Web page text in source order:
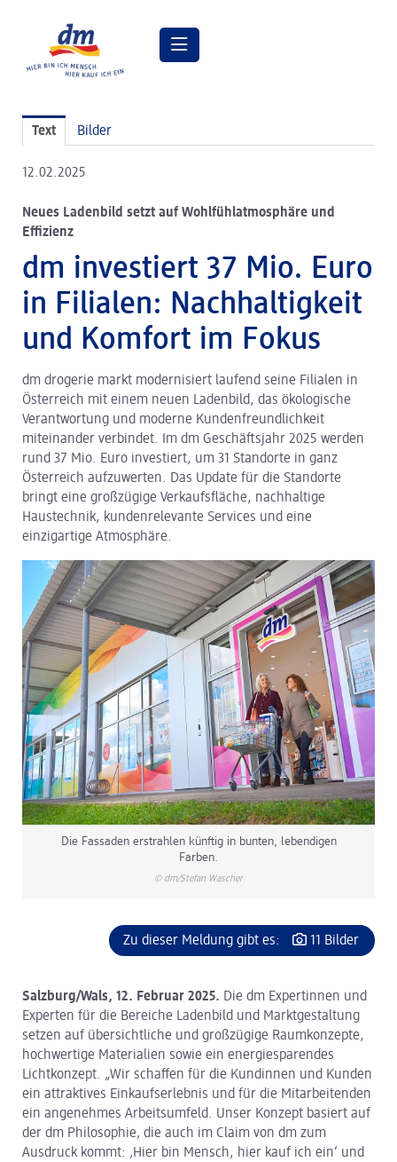
Pressebilder
dm Geschäftsführung
dm Markt
Verantwortung
Arbeiten bei dm
dm Logistik
dm Online Shop
PAYBACK
Über dm
Pressekontakt
ACTIVE BEAUTY
Text Bilder
12.02.2025
Neues Ladenbild setzt auf Wohlfühlatmosphäre und
Effizienz
dm investiert 37 Mio. Euro
in Filialen: Nachhaltigkeit
und Komfort im Fokus
dm drogerie markt modernisiert laufend seine Filialen in
Österreich mit einem neuen Ladenbild, das ökologische
Verantwortung und moderne Kundenfreundlichkeit
miteinander verbindet. Im dm Geschäftsjahr 2025 werden
rund 37 Mio. Euro investiert, um 31 Standorte in ganz
Österreich aufzuwerten. Das Update für die Standorte
bringt eine großzügige Verkaufsfläche, nachhaltige
Haustechnik, kundenrelevante Services und eine
einzigartige Atmosphäre.
Die Fassaden erstrahlen künftig in bunten, lebendigen
Farben.
© dm/Stefan Wascher
Zu dieser Meldung gibt es: 11 Bilder
Salzburg/Wals, 12. Februar 2025. Die dm Expertinnen und
Experten für die Bereiche Ladenbild und Marktgestaltung
setzen auf übersichtliche und großzügige Raumkonzepte,
hochwertige Materialien sowie ein energiesparendes
Lichtkonzept. „Wir schaffen für die Kundinnen und Kunden
ein attraktives Einkaufserlebnis und für die Mitarbeitenden
ein angenehmes Arbeitsumfeld. Unser Konzept basiert auf
der dm Philosophie‚ die auch im Claim von dm zum
Ausdruck kommt: ‚Hier bin Mensch, hier kauf ich ein‘ und